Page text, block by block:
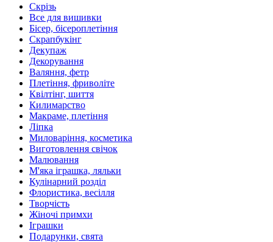
Скрізь
Все для вишивки
Бісер, бісероплетіння
Скрапбукінг
Декупаж
Декорування
Валяння, фетр
Плетіння, фриволіте
Квілтінг, шиття
Килимарство
Макраме, плетіння
Ліпка
Миловаріння, косметика
Виготовлення свічок
Малювання
М'яка іграшка, ляльки
Кулінарний розділ
Флористика, весілля
Творчість
Жіночі примхи
Іграшки
Подарунки, свята